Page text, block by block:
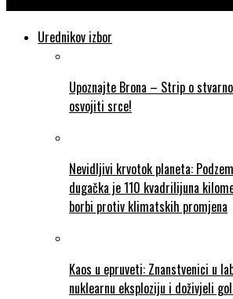
Urednikov izbor
Upoznajte Brona – Strip o
osvojiti srce!
Nevidljivi krvotok planeta:
dugačka je 110 kvadrilijuna
borbi protiv klimatskih promjena
Kaos u epruveti: Znanstvenici u
nuklearnu eksploziju i doživjeli